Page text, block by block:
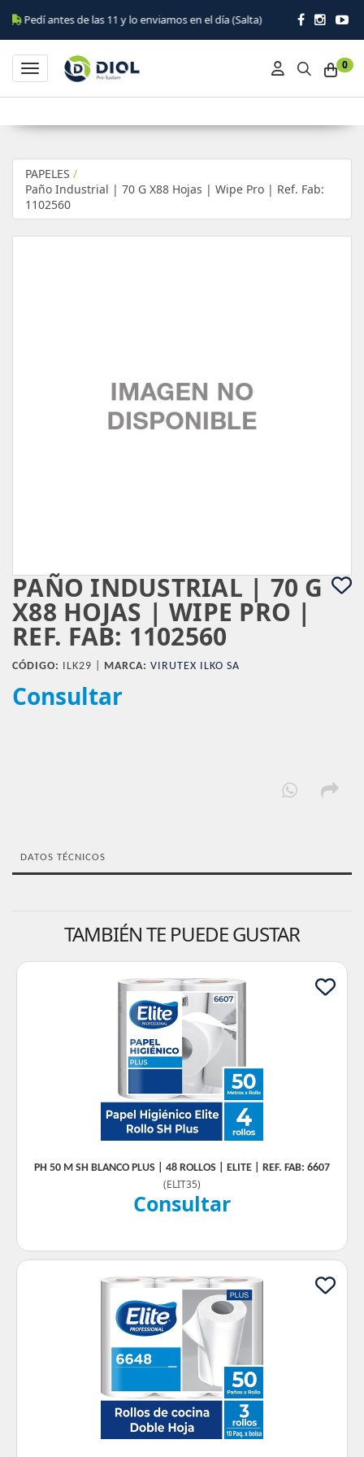
de las 11 y lo enviamos en el día (Salta)
0
Toggle navigation
PAPELES /
Paño Industrial | 70 G X88 Hojas | Wipe Pro | Ref. Fab:
1102560
PAÑO INDUSTRIAL | 70 G
X88 HOJAS | WIPE PRO |
REF. FAB: 1102560
CÓDIGO: ILK29 | MARCA: VIRUTEX ILKO SA
Consultar
DATOS TÉCNICOS
TAMBIÉN TE PUEDE GUSTAR
PH 50 M SH BLANCO PLUS | 48 ROLLOS | ELITE | REF. FAB: 6607
(ELIT35)
Consultar